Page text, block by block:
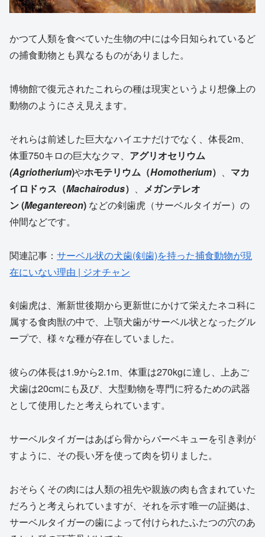
かつて人類を食べていた生物の中には今日知られているど
の捕食動物とも異なるものがありました。
博物館で復元されたこれらの種は現実というより想像上の
動物のようにさえ見えます。
それらは前述した巨大なハイエナだけでなく、体長2m、
体重750キロの巨大なクマ、 アグリオセリウム
(Agriotherium)やホモテリウム（Homotherium） 、 マカ
イロドゥス（Machairodus） 、 メガンテレオ
ン (Megantereon) などの剣歯虎（サーベルタイガー）の
仲間などです。
関連記事： サーベル状の犬歯(剣歯)を持った捕食動物が現
在にいない理由 | ジオチャン
剣歯虎は、漸新世後期から更新世にかけて栄えたネコ科に
属する食肉獣の中で、上顎犬歯がサーベル状となったグル
ープで、様々な種が存在していました。
彼らの体長は1.9から2.1m、体重は270kgに達し、上あご
犬歯は20cmにも及び、大型動物を専門に狩るための武器
として使用したと考えられています。
サーベルタイガーはあばら骨からバーベキューを引き剥が
すように、その長い牙を使って肉を切りました。
おそらくその肉には人類の祖先や親族の肉も含まれていた
だろうと考えられていますが、それを示す唯一の証拠は、
サーベルタイガーの歯によって付けられたふたつの穴のあ